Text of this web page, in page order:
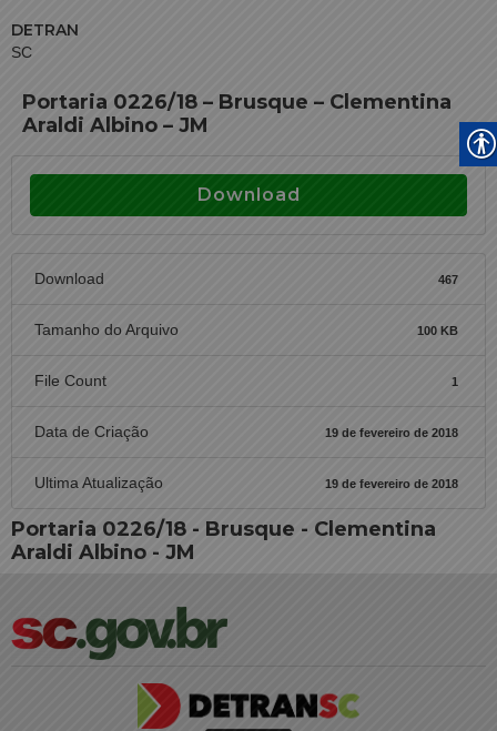
DETRAN
SC
Portaria 0226/18 – Brusque – Clementina
Araldi Albino – JM
Download
Download 467
Tamanho do Arquivo 100 KB
File Count 1
Data de Criação 19 de fevereiro de 2018
Ultima Atualização 19 de fevereiro de 2018
Portaria 0226/18 - Brusque - Clementina
Araldi Albino - JM